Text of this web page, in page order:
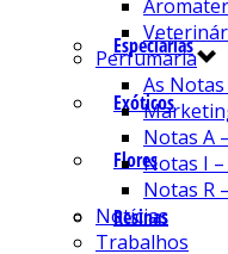
Especiarias
Exóticos
Flores
Resinas
Perfumaria
As
Notas A
Notas I –
Notas R
Notícias
Trabalhos